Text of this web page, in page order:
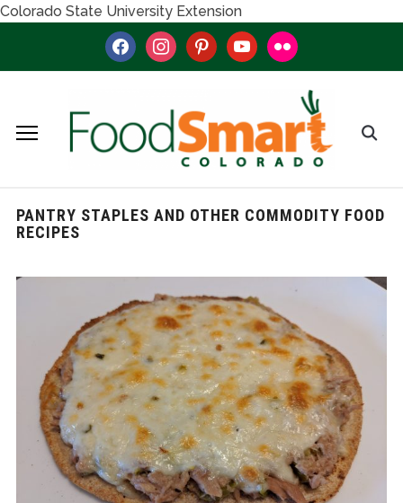
Colorado State University Extension
facebookinstagrampinterestyoutubeflickr
PANTRY STAPLES AND OTHER COMMODITY FOOD
RECIPES